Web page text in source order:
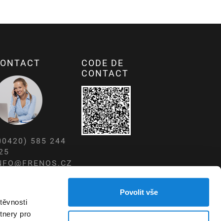
pro
Povolit vše
585 244
CODE DE
CONTACT